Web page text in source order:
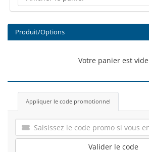
Produit/Options
Votre panier est vide
Appliquer le code promotionnel
Valider le code